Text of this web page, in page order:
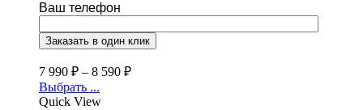
Ваш телефон
7 990 ₽ – 8 590 ₽
Выбрать ...
Quick View